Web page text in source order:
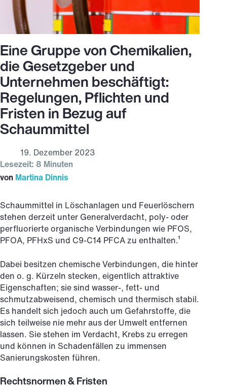
Eine Gruppe von Chemikalien,
die Gesetzgeber und
Unternehmen beschäftigt:
Regelungen, Pflichten und
Fristen in Bezug auf
Schaummittel
19. Dezember 2023
Lesezeit: 8 Minuten
von Martina Dinnis
Schaummittel in Löschanlagen und Feuerlöschern
stehen derzeit unter Generalverdacht, poly- oder
perfluorierte organische Verbindungen wie PFOS,
PFOA, PFHxS und C9-C14 PFCA zu enthalten.¹
Dabei besitzen chemische Verbindungen, die hinter
den o. g. Kürzeln stecken, eigentlich attraktive
Eigenschaften; sie sind wasser-, fett- und
schmutzabweisend, chemisch und thermisch stabil.
Es handelt sich jedoch auch um Gefahrstoffe, die
sich teilweise nie mehr aus der Umwelt entfernen
lassen. Sie stehen im Verdacht, Krebs zu erregen
und können in Schadenfällen zu immensen
Sanierungskosten führen.
Rechtsnormen & Fristen